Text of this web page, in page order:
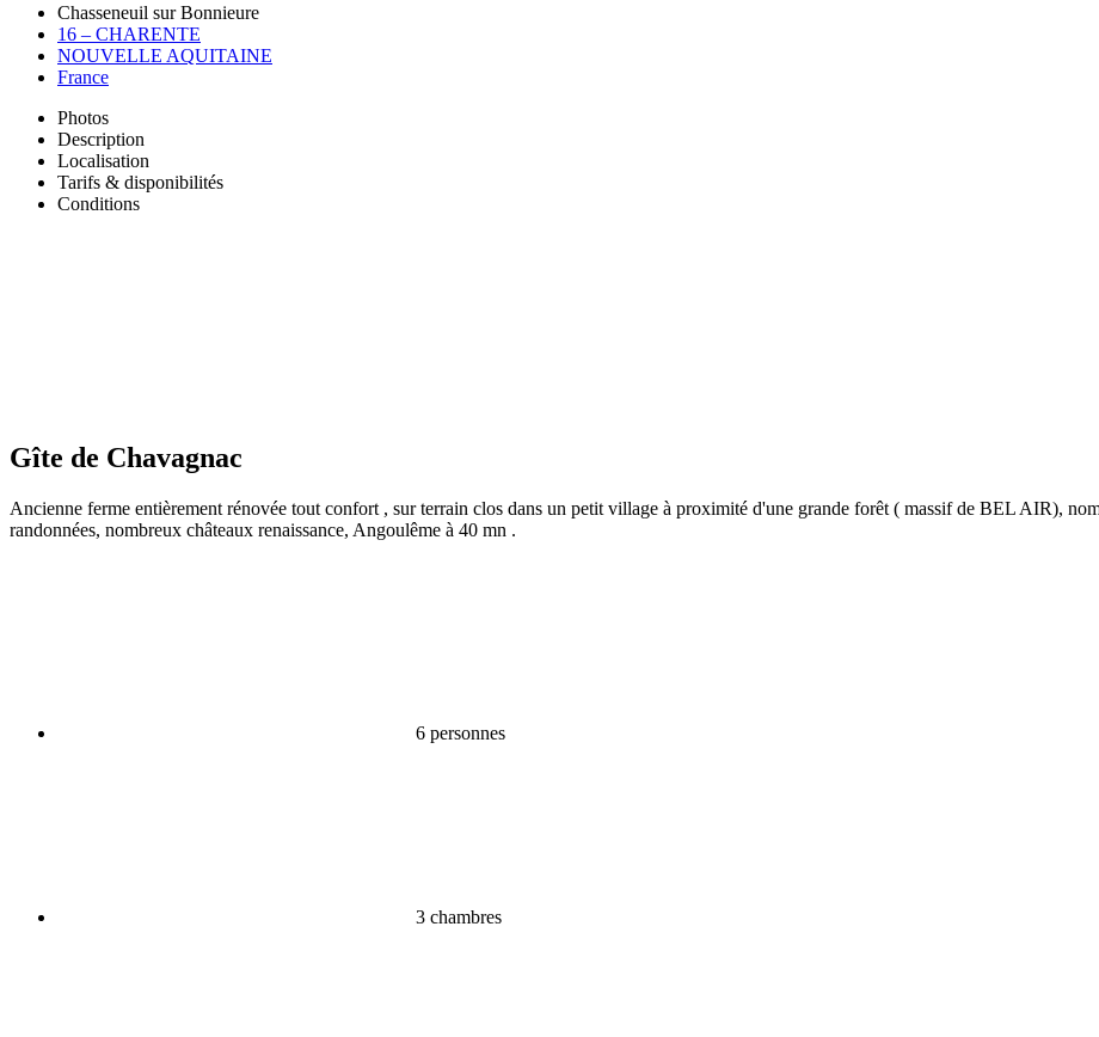
Chasseneuil sur Bonnieure
16 – CHARENTE
NOUVELLE AQUITAINE
France
Photos
Description
Localisation
Tarifs & disponibilités
Conditions
Gîte de Chavagnac
Ancienne ferme entièrement rénovée tout confort , sur terrain clos dans un petit village à proximité d'une grande forêt ( massif de BEL AIR),
randonnées, nombreux châteaux renaissance, Angoulême à 40 mn .
6 personnes
3 chambres